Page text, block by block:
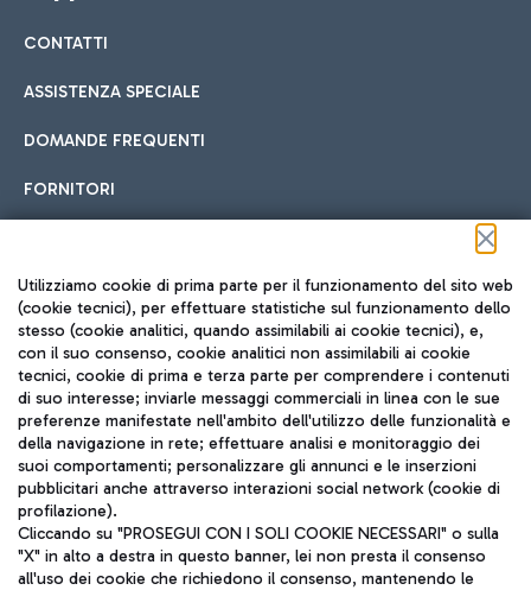
Cucina Internazionale
Fast Food
Hotel in aeroporto
Scegli l'alloggio più adatto e approfitta della vicinanza
all'aeroporto.
Car sharing
Con il Car Sharing è ancora più facile spostarsi
Treno
Raggiungi velocemente l'aeroporto di Fiumicino da Roma
tramite i servizi ferroviari Trenitalia.
CONTATTI
ASSISTENZA SPECIALE
DOMANDE FREQUENTI
FORNITORI
Seguici sui social
TRAVEL JOURNAL
ITA
Utilizziamo cookie di prima parte per il funzionamento del sito web
(cookie tecnici), per effettuare statistiche sul funzionamento dello
stesso (cookie analitici, quando assimilabili ai cookie tecnici), e,
con il suo consenso, cookie analitici non assimilabili ai cookie
tecnici, cookie di prima e terza parte per comprendere i contenuti
di suo interesse; inviarle messaggi commerciali in linea con le sue
preferenze manifestate nell'ambito dell'utilizzo delle funzionalità e
della navigazione in rete; effettuare analisi e monitoraggio dei
suoi comportamenti; personalizzare gli annunci e le inserzioni
pubblicitari anche attraverso interazioni social network (cookie di
profilazione).
Cliccando su "PROSEGUI CON I SOLI COOKIE NECESSARI" o sulla
"X" in alto a destra in questo banner, lei non presta il consenso
all'uso dei cookie che richiedono il consenso, mantenendo le